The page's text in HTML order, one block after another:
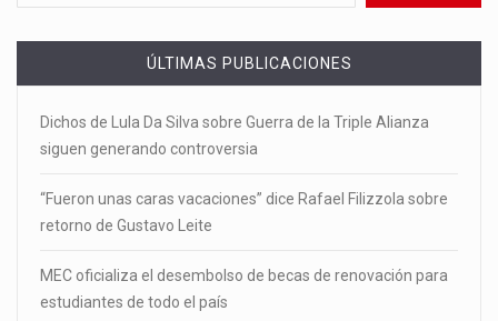
ÚLTIMAS PUBLICACIONES
Dichos de Lula Da Silva sobre Guerra de la Triple Alianza
siguen generando controversia
“Fueron unas caras vacaciones” dice Rafael Filizzola sobre
retorno de Gustavo Leite
MEC oficializa el desembolso de becas de renovación para
estudiantes de todo el país